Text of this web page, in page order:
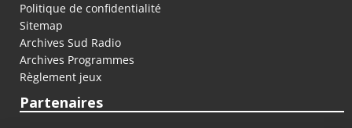
Politique de confidentialité
Sitemap
Archives Sud Radio
Archives Programmes
Règlement jeux
Partenaires